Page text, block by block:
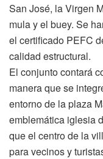
San José, la Virgen
mula y el buey. Se
el certificado PEFC
calidad estructural.
El conjunto contará
manera que se
entorno de la plaza
emblemática iglesia
que el centro de la
para vecinos y